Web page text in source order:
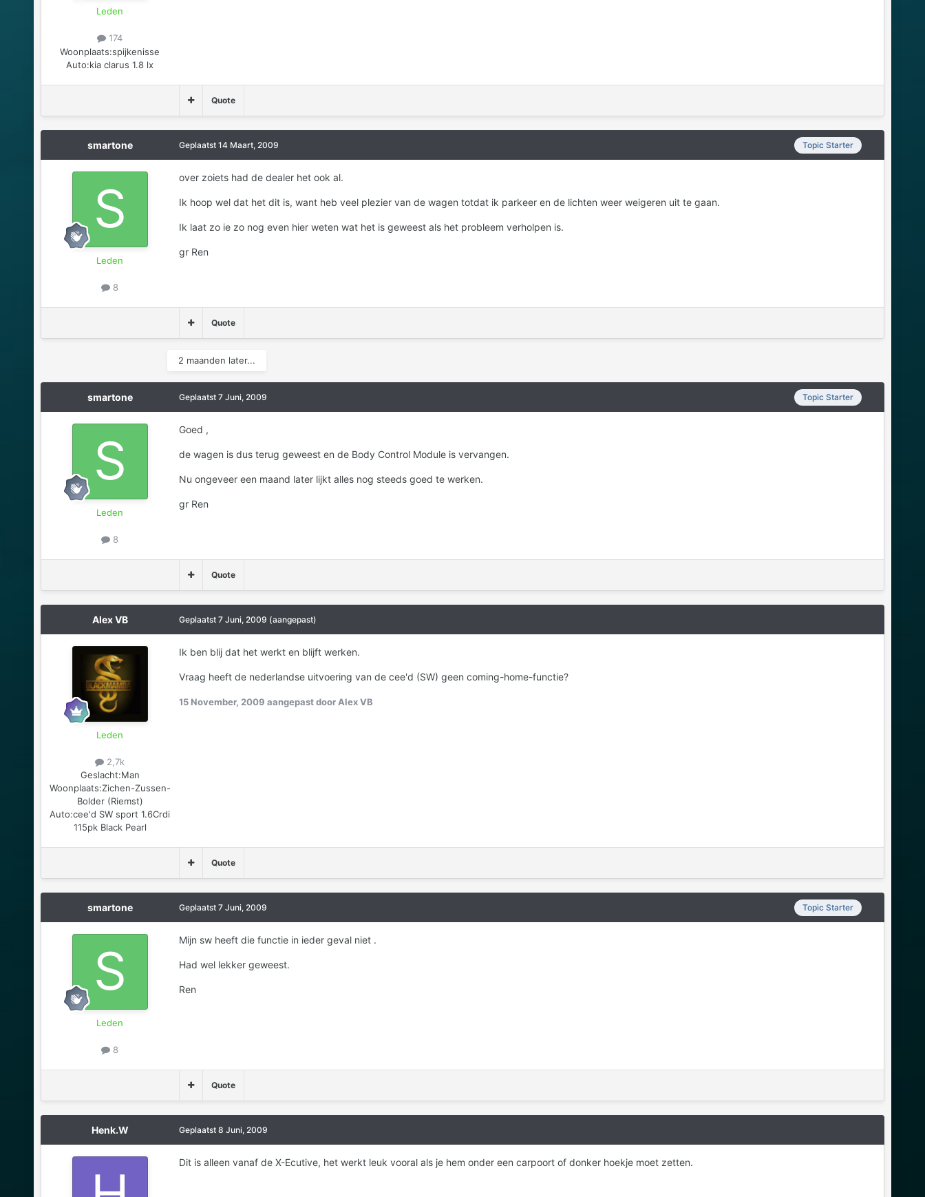
Leden
174
Woonplaats:spijkenisse
Auto:kia clarus 1.8 lx
Quote
smartone
Leden
8
Topic Starter
Geplaatst 14 Maart, 2009
over zoiets had de dealer het ook al.
Ik hoop wel dat het dit is, want heb veel plezier van de wagen totdat ik parkeer en de lichten weer weigeren uit te gaan.
Ik laat zo ie zo nog even hier weten wat het is geweest als het probleem verholpen is.
gr Ren
Quote
2 maanden later...
smartone
Leden
8
Topic Starter
Geplaatst 7 Juni, 2009
Goed ,
de wagen is dus terug geweest en de Body Control Module is vervangen.
Nu ongeveer een maand later lijkt alles nog steeds goed te werken.
gr Ren
Quote
Alex VB
Leden
2,7k
Geslacht:Man
Woonplaats:Zichen-Zussen-
Bolder (Riemst)
Auto:cee'd SW sport 1.6Crdi
115pk Black Pearl
Geplaatst 7 Juni, 2009 (aangepast)
Ik ben blij dat het werkt en blijft werken.
Vraag heeft de nederlandse uitvoering van de cee'd (SW) geen coming-home-functie?
15 November, 2009 aangepast door Alex VB
Quote
smartone
Leden
8
Topic Starter
Geplaatst 7 Juni, 2009
Mijn sw heeft die functie in ieder geval niet .
Had wel lekker geweest.
Ren
Quote
Henk.W Geplaatst 8 Juni, 2009
Dit is alleen vanaf de X-Ecutive, het werkt leuk vooral als je hem onder een carpoort of donker hoekje moet zetten.